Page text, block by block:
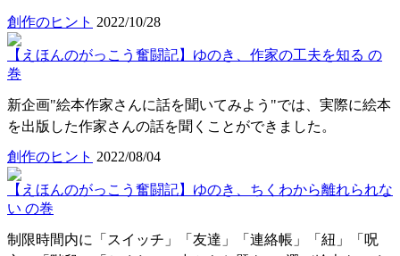
創作のヒント 2022/10/28
【えほんのがっこう奮闘記】ゆのき、作家の工夫を知る の
巻
新企画"絵本作家さんに話を聞いてみよう"では、実際に絵本
を出版した作家さんの話を聞くことができました。
創作のヒント 2022/08/04
【えほんのがっこう奮闘記】ゆのき、ちくわから離れられな
い の巻
制限時間内に「スイッチ」「友達」「連絡帳」「紐」「呪